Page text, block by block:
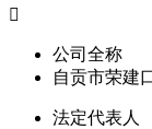

公司全称
自贡市荣建
法定代表人